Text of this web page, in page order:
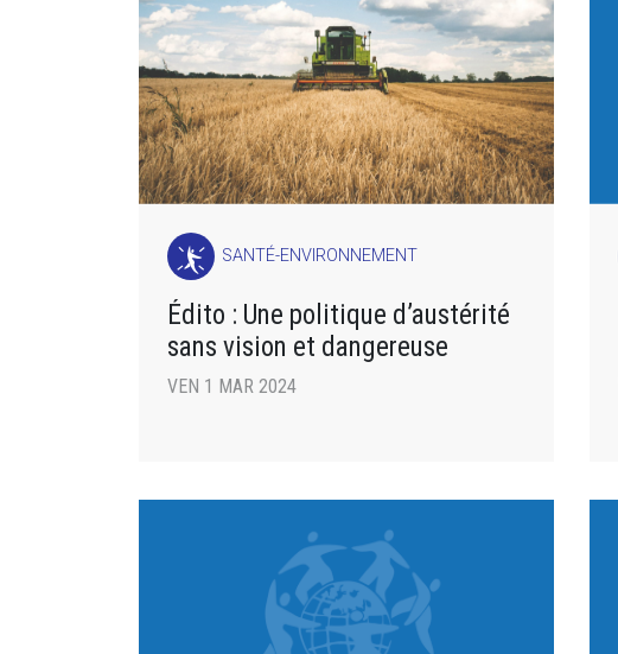
SANTÉ-ENVIRONNEMENT
Édito : Une politique d’austérité
sans vision et dangereuse
VEN 1 MAR 2024